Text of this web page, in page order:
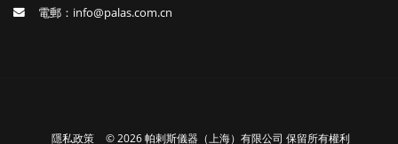
電郵：info@palas.com.cn
隱私政策 © 2026 帕剌斯儀器（上海）有限公司 保留所有權利